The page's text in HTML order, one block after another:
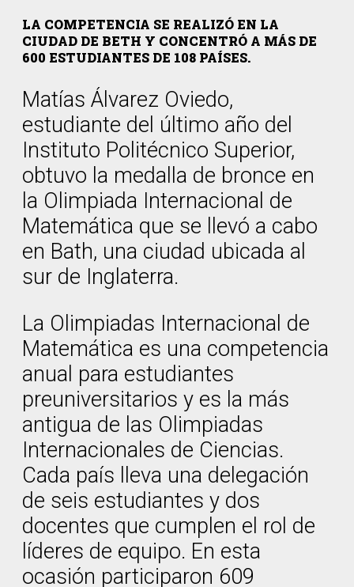
LA COMPETENCIA SE REALIZÓ EN LA
CIUDAD DE BETH Y CONCENTRÓ A MÁS DE
600 ESTUDIANTES DE 108 PAÍSES.
Matías Álvarez Oviedo,
estudiante del último año del
Instituto Politécnico Superior,
obtuvo la medalla de bronce en
la Olimpiada Internacional de
Matemática que se llevó a cabo
en Bath, una ciudad ubicada al
sur de Inglaterra.
La Olimpiadas Internacional de
Matemática es una competencia
anual para estudiantes
preuniversitarios y es la más
antigua de las Olimpiadas
Internacionales de Ciencias.
Cada país lleva una delegación
de seis estudiantes y dos
docentes que cumplen el rol de
líderes de equipo. En esta
ocasión participaron 609